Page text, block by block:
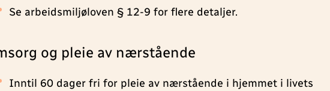
Se arbeidsmiljøloven § 12-9 for flere detaljer.
og pleie av nærstående
Inntil 60 dager fri for pleie av nærstående i hjemmet i livets